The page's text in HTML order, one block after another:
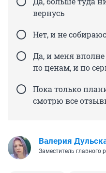
вернусь
Нет, и не
Да, и меня вполне
по ценам, и по
Пока только
смотрю все
Валерия
Заместитель главного